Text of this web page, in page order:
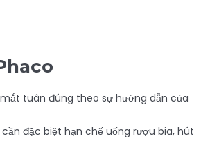
tuân đúng theo sự hướng dẫn của
đặc biệt hạn chế uống rượu bia, hút